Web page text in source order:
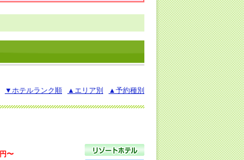
▼ホテルランク順 ▲エリア別 ▲予約種別
円〜